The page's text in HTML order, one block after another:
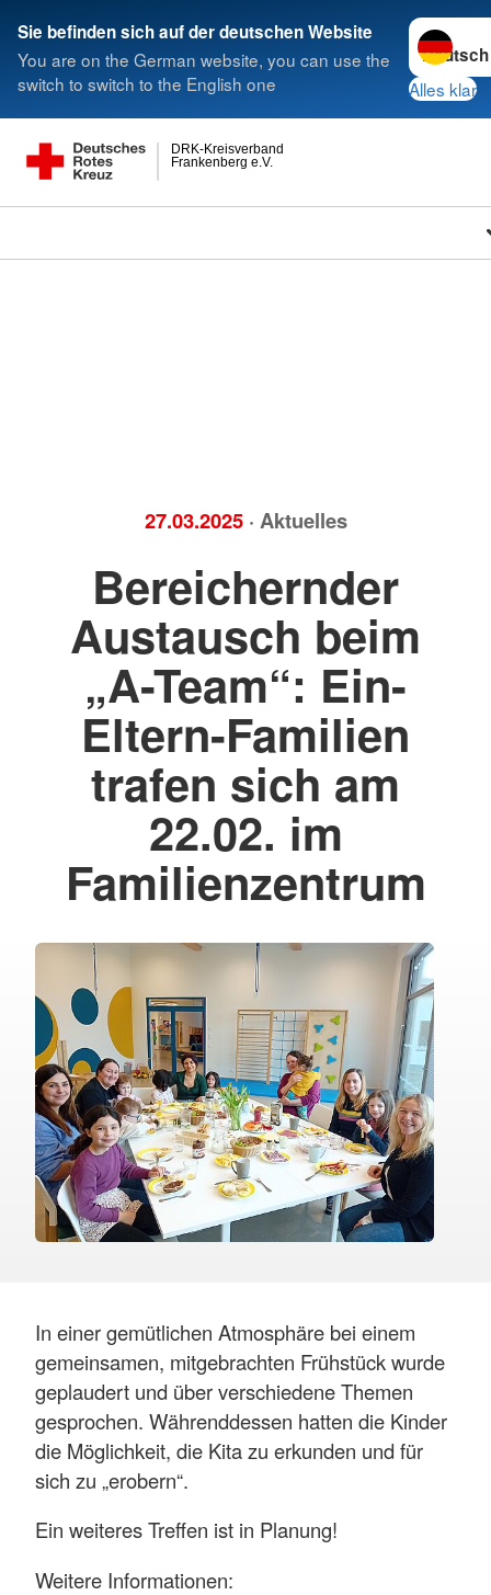
Sie befinden sich auf der deutschen Website
You are on the German website, you can use the
switch to switch to the English one
Sprache
Alles klar
Frankenberg e.V.
DRK-Kreisverband
27.03.2025 · Aktuelles
Bereichernder
Austausch beim
„A-Team“: Ein-
Eltern-Familien
trafen sich am
22.02. im
Familienzentrum
In einer gemütlichen Atmosphäre bei einem
gemeinsamen, mitgebrachten Frühstück wurde
geplaudert und über verschiedene Themen
gesprochen. Währenddessen hatten die Kinder
die Möglichkeit, die Kita zu erkunden und für
sich zu „erobern“.
Ein weiteres Treffen ist in Planung!
Weitere Informationen: